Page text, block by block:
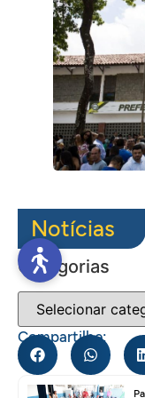
Notícias
Categorias
Compartilhe: